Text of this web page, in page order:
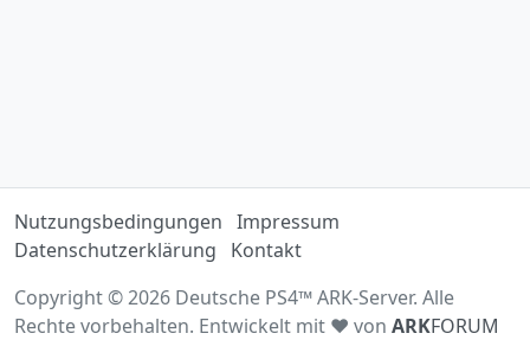
Nutzungsbedingungen Impressum
Datenschutzerklärung
Kontakt
Copyright © 2026 Deutsche PS4™ ARK-Server. Alle
Rechte vorbehalten. Entwickelt mit ♥ von ARKFORUM